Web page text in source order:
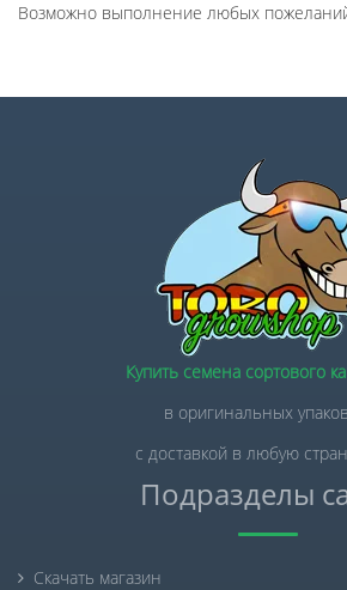
Возможно выполнение любых
Купить семена сортового
в оригинальных
с доставкой в любую
Подразделы
Скачать магазин